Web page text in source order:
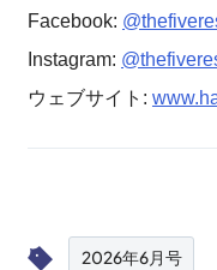
Facebook:
Instagram:
ウェブサイト:
2026年6月号